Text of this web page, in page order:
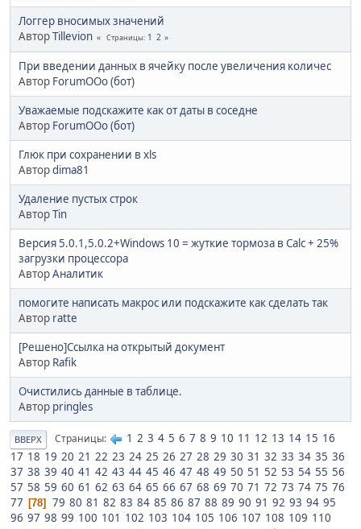
Логгер вносимых значений
АвторTillevion Страницы 1 2
При введении данных в ячейку после увеличения количес
Автор ForumOOo (бот)
Уважаемые подскажите как от даты в соседне
Автор ForumOOo (бот)
Глюк при сохранении в xls
Авторdima81
Удаление пустых строк
АвторTin
Версия 5.0.1,5.0.2+Windows 10 = жуткие тормоза в Calc + 25%
загрузки процессора
АвторАналитик
помогите написать макрос или подскажите как сделать так
Автор ratte
[Решено]Ссылка на открытый документ
Автор Rafik
Очистились данные в таблице.
Автор pringles
ВВЕРХ Страницы 1 2 3 4 5 6 7 8 9 10 11 12 13 14 15 16
17 18 19 20 21 22 23 24 25 26 27 28 29 30 31 32 33 34 35 36
37 38 39 40 41 42 43 44 45 46 47 48 49 50 51 52 53 54 55 56
57 58 59 60 61 62 63 64 65 66 67 68 69 70 71 72 73 74 75 76
77
78 79 80 81 82 83 84 85 86 87 88 89 90 91 92 93 94 95
96 97 98 99 100 101 102 103 104 105 106 107 108 109 110